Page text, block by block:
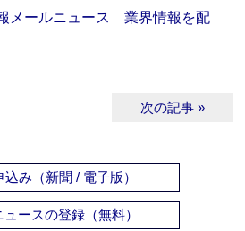
メールニュース 業界情報を配
次の記事 »
込み（新聞 / 電子版）
ュースの登録（無料）